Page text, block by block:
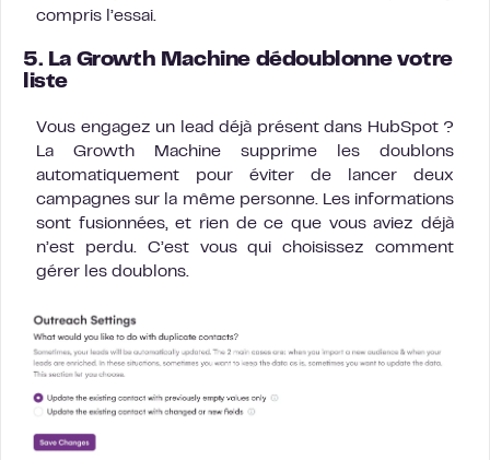
compris l’essai.
5. La Growth Machine dédoublonne votre
liste
Vous engagez un lead déjà présent dans HubSpot ?
La Growth Machine supprime les doublons
automatiquement pour éviter de lancer deux
campagnes sur la même personne. Les informations
sont fusionnées, et rien de ce que vous aviez déjà
n’est perdu. C’est vous qui choisissez comment
gérer les doublons.